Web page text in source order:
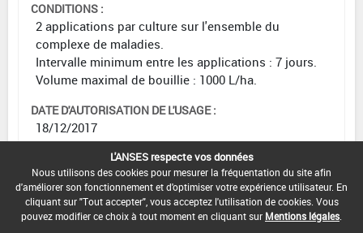
CONDITIONS :
2 applications par culture sur l'ensemble du
complexe de maladies.
Intervalle minimum entre les applications : 7 jours.
Volume maximal de bouillie : 1000 L/ha.
DATE D'AUTORISATION DE L'USAGE :
18/12/2017
[12653205] Prunier*Trt
Part.Aer.*Tavelure(s)
L'ANSES respecte vos données
Nous utilisons des cookies pour mesurer la fréquentation du site afin
d'améliorer son fonctionnement et d'optimiser votre expérience utilisateur. En
cliquant sur "Tout accepter", vous acceptez l'utilisation de cookies. Vous
pouvez modifier ce choix à tout moment en cliquant sur Mentions légales